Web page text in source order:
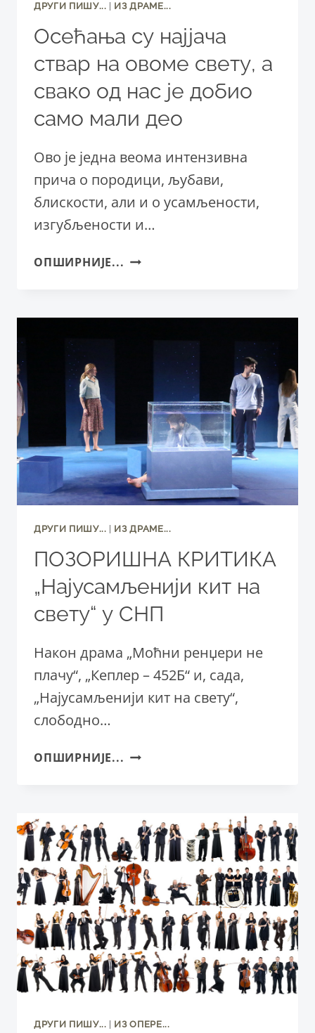
ДРУГИ ПИШУ... ИЗ ДРАМЕ...
Осећања су најјача
ствар на овоме свету, а
свако од нас је добио
само мали део
Ово је једна веома интензивна
прича о породици, љубави,
блискости, али и о усамљености,
изгубљености и…
ОПШИРНИЈЕ... ОСЕЋАЊА
СВЕТУ,
СВАКО
НАС
ЈЕ
ДОБИО
САМО
МАЛИ
ДЕО
ДРУГИ ПИШУ... ИЗ ДРАМЕ...
ПОЗОРИШНА КРИТИКА
„Најусамљенији кит на
свету“ у СНП
Након драма „Моћни ренџери не
плачу“, „Кеплер – 452Б“ и, сада,
„Најусамљенији кит на свету“,
слободно…
ОПШИРНИЈЕ... ПОЗОРИШНА
НА
СВЕТУ“
У
СНП
ДРУГИ ПИШУ... | ИЗ ОПЕРE...